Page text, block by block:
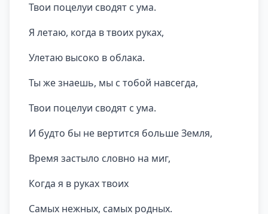
Твои поцелуи сводят с ума.
Я летаю, когда в твоих руках,
Улетаю высоко в облака.
Ты же знаешь, мы с тобой навсегда,
Твои поцелуи сводят с ума.
И будто бы не вертится больше Земля,
Время застыло словно на миг,
Когда я в руках твоих
Самых нежных, самых родных.